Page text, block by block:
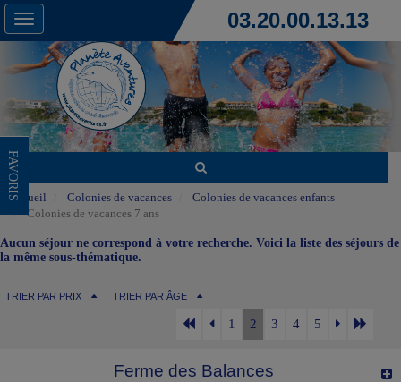
Toggle
navigation
03.20.00.13.13
FAVORIS
Accueil Colonies de vacances
Colonies de vacances enfants
Colonies de vacances 7 ans
Aucun séjour ne correspond à votre recherche. Voici la liste des séjours de
la même sous-thématique.
TRIER PAR PRIX TRIER PAR ÂGE
1 2 3 4 5
Ferme des Balances